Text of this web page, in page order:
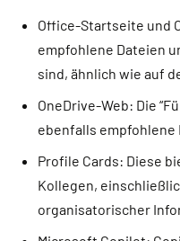
Office-Startseite und
empfohlene Dateien
sind, ähnlich wie auf
OneDrive-Web: Die
ebenfalls empfohlene
Profile Cards: Diese
Kollegen,
organisatorischer